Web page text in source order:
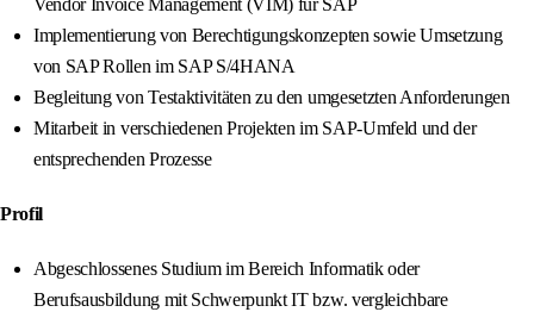
Vendor Invoice Management (VIM) für SAP
Implementierung von Berechtigungskonzepten sowie Umsetzung
von SAP Rollen im SAP S/4HANA
Begleitung von Testaktivitäten zu den umgesetzten Anforderungen
Mitarbeit in verschiedenen Projekten im SAP‑Umfeld und der
entsprechenden Prozesse
Profil
Abgeschlossenes Studium im Bereich Informatik oder
Berufsausbildung mit Schwerpunkt IT bzw. vergleichbare